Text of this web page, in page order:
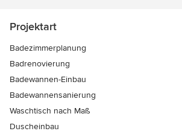
Projektart
Badezimmerplanung
Badrenovierung
Badewannen-Einbau
Badewannensanierung
Waschtisch nach Maß
Duscheinbau